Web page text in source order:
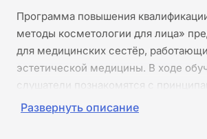
Программа повышения
методы косметологии для лица»
для медицинских сестёр,
эстетической медицины. В ходе
слушатели познакомятся с
современных косметологических
Развернуть описание